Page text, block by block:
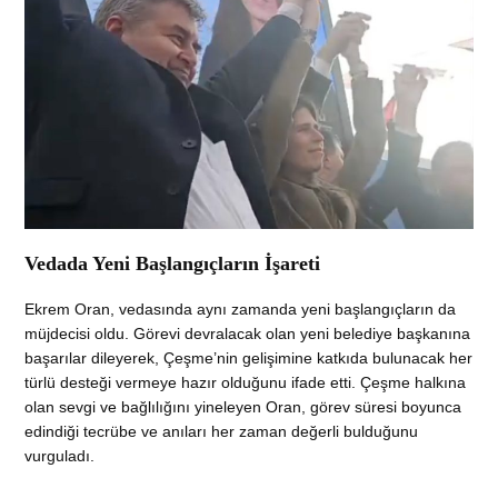
Vedada Yeni Başlangıçların İşareti
Ekrem Oran, vedasında aynı zamanda yeni başlangıçların da
müjdecisi oldu. Görevi devralacak olan yeni belediye başkanına
başarılar dileyerek, Çeşme’nin gelişimine katkıda bulunacak her
türlü desteği vermeye hazır olduğunu ifade etti. Çeşme halkına
olan sevgi ve bağlılığını yineleyen Oran, görev süresi boyunca
edindiği tecrübe ve anıları her zaman değerli bulduğunu
vurguladı.